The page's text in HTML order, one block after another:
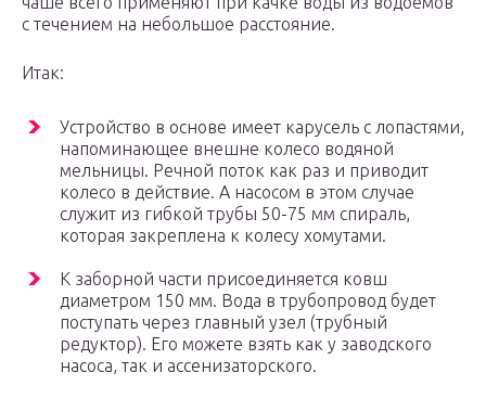
с течением на небольшое расстояние.
Итак:
Устройство в основе имеет карусель с лопастями,
напоминающее внешне колесо водяной
мельницы. Речной поток как раз и приводит
колесо в действие. А насосом в этом случае
служит из гибкой трубы 50-75 мм спираль,
которая закреплена к колесу хомутами.
К заборной части присоединяется ковш
диаметром 150 мм. Вода в трубопровод будет
поступать через главный узел (трубный
редуктор). Его можете взять как у заводского
насоса, так и ассенизаторского.